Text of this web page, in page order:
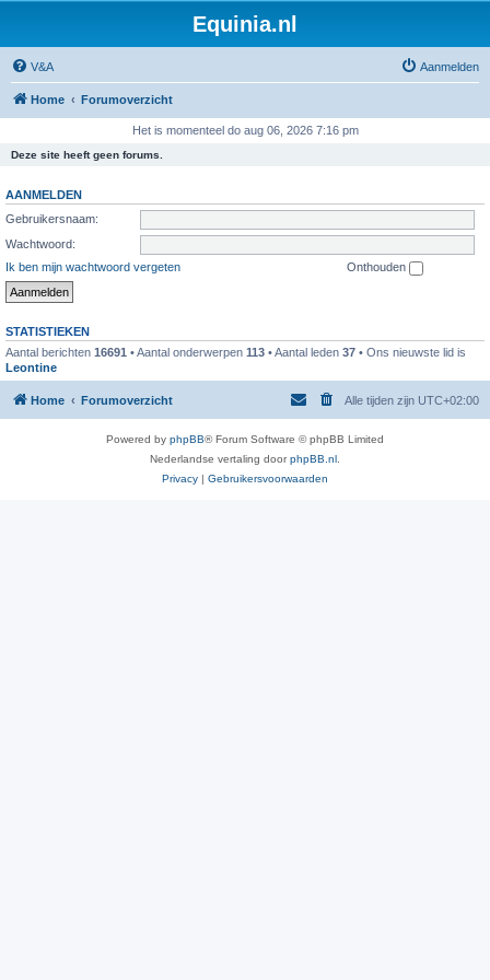
Equinia.nl
V&A Aanmelden
Home Forumoverzicht
Het is momenteel do aug 06, 2026 7:16 pm
Deze site heeft geen forums.
AANMELDEN
Gebruikersnaam:
Wachtwoord:
Ik ben mijn wachtwoord vergeten
Onthouden
STATISTIEKEN
Aantal berichten 16691 • Aantal onderwerpen 113 • Aantal leden 37 • Ons nieuwste lid is
Leontine
Home Forumoverzicht Alle tijden zijn UTC+02:00
Powered by phpBB® Forum Software © phpBB Limited
Nederlandse vertaling doorphpBB.nl
Privacy | Gebruikersvoorwaarden